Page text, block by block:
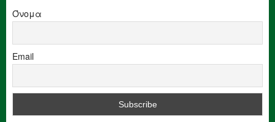
Όνομα
Email